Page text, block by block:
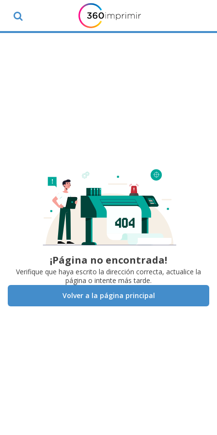
¡Página no encontrada!
Verifique que haya escrito la dirección correcta, actualice la
página o intente más tarde.